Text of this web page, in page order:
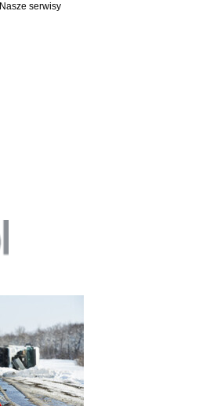
Nasze serwisy